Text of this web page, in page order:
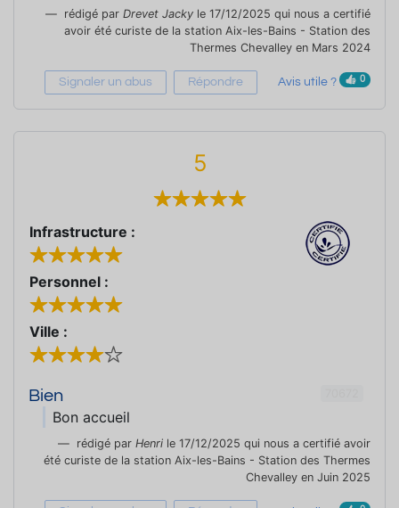
rédigé par Drevet Jacky le 17/12/2025 qui nous a certifié
avoir été curiste de la station Aix-les-Bains - Station des
Thermes Chevalley en Mars 2024
Signaler un abus Répondre Avis utile ? 0
5
Infrastructure :
Personnel :
Ville :
Bien
Bon accueil
rédigé par Henri le 17/12/2025 qui nous a certifié avoir
été curiste de la station Aix-les-Bains - Station des Thermes
Chevalley en Juin 2025